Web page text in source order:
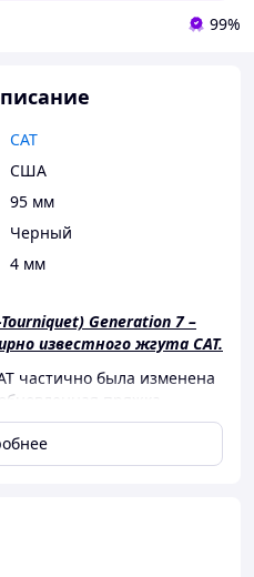
99%
CAT
США
95 мм
Черный
4 мм
Generation 7 –
известного жгута САТ.
частично была изменена
пряжка,
увеличенные элементы
и транспортный
показали, что